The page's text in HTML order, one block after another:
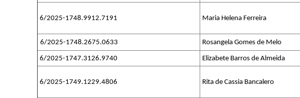
6/2025-1748.9912.7191 Maria Helena Ferreira
6/2025-1748.2675.0633 Rosangela Gomes de Melo
6/2025-1747.3126.9740 Elizabete Barros de Almeida
6/2025-1749.1229.4806 Rita de Cassia Bancalero